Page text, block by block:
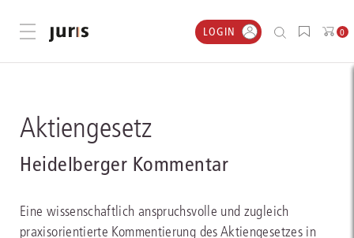
Menü öffnen LOGIN 0
Aktiengesetz
Heidelberger Kommentar
Eine wissenschaftlich anspruchsvolle und zugleich
praxisorientierte Kommentierung des Aktiengesetzes in